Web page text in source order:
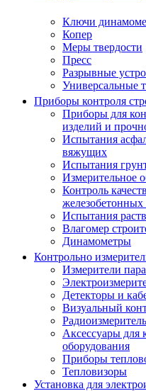
Ключи
Копер
Меры твердости
Пресс
Разрывные
Универсальные
Приборы контроля
Приборы для
изделий и
Испытания
вяжущих
Испытания
Измерительное
Контроль
железобетонных
Испытания
Влагомер
Динамометры
Контрольно
Измерители
Детекторы и
Визуальный
Аксессуары для
оборудования
Приборы
Тепловизоры
Установка для